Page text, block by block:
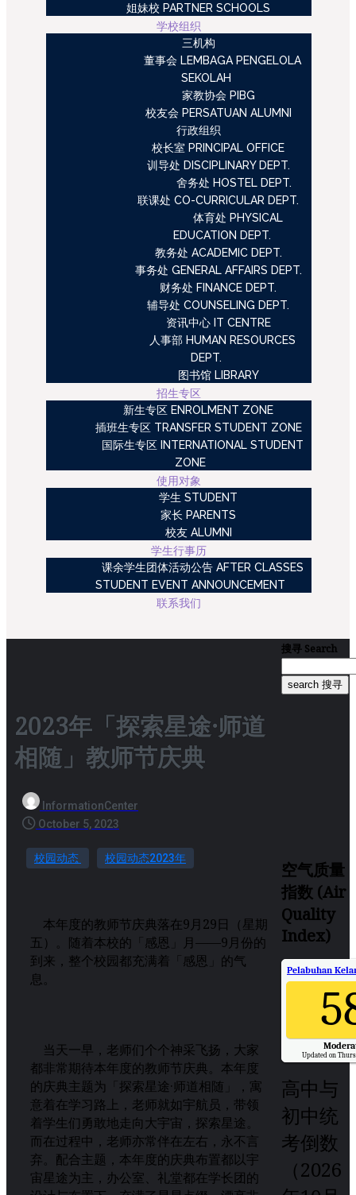
姐妹校 PARTNER SCHOOLS
学校组织
三机构
董事会 LEMBAGA PENGELOLA
SEKOLAH
家教协会 PIBG
校友会 PERSATUAN ALUMNI
行政组织
校长室 PRINCIPAL OFFICE
训导处 DISCIPLINARY DEPT.
舍务处 HOSTEL DEPT.
联课处 CO-CURRICULAR DEPT.
体育处 PHYSICAL
EDUCATION DEPT.
教务处 ACADEMIC DEPT.
事务处 GENERAL AFFAIRS DEPT.
财务处 FINANCE DEPT.
辅导处 COUNSELING DEPT.
资讯中心 IT CENTRE
人事部 HUMAN RESOURCES
DEPT.
图书馆 LIBRARY
招生专区
新生专区 ENROLMENT ZONE
插班生专区 TRANSFER STUDENT ZONE
国际生专区 INTERNATIONAL STUDENT
ZONE
使用对象
学生 STUDENT
家长 PARENTS
校友 ALUMNI
学生行事历
课余学生团体活动公告 AFTER CLASSES
STUDENT EVENT ANNOUNCEMENT
联系我们
2023年「探索星途·师道
相随」教师节庆典
InformationCenter
October 5, 2023
校园动态 校园动态2023年
本年度的教师节庆典落在9月29日（星期
五）。随着本校的「感恩」月——9月份的
到来，整个校园都充满着「感恩」的气
息。
当天一早，老师们个个神采飞扬，大家
都非常期待本年度的教师节庆典。本年度
的庆典主题为「探索星途·师道相随」，寓
意着在学习路上，老师就如宇航员，带领
着学生们勇敢地走向大宇宙，探索星途。
而在过程中，老师亦常伴在左右，永不言
弃。配合主题，本年度的庆典布置都以宇
宙星途为主，办公室、礼堂都在学长团的
搜寻 Search
search 搜寻
空气质量
指数 (Air
Quality
Index)
Pelabuhan
Updated on
高中与
初中统
考倒数
（2026